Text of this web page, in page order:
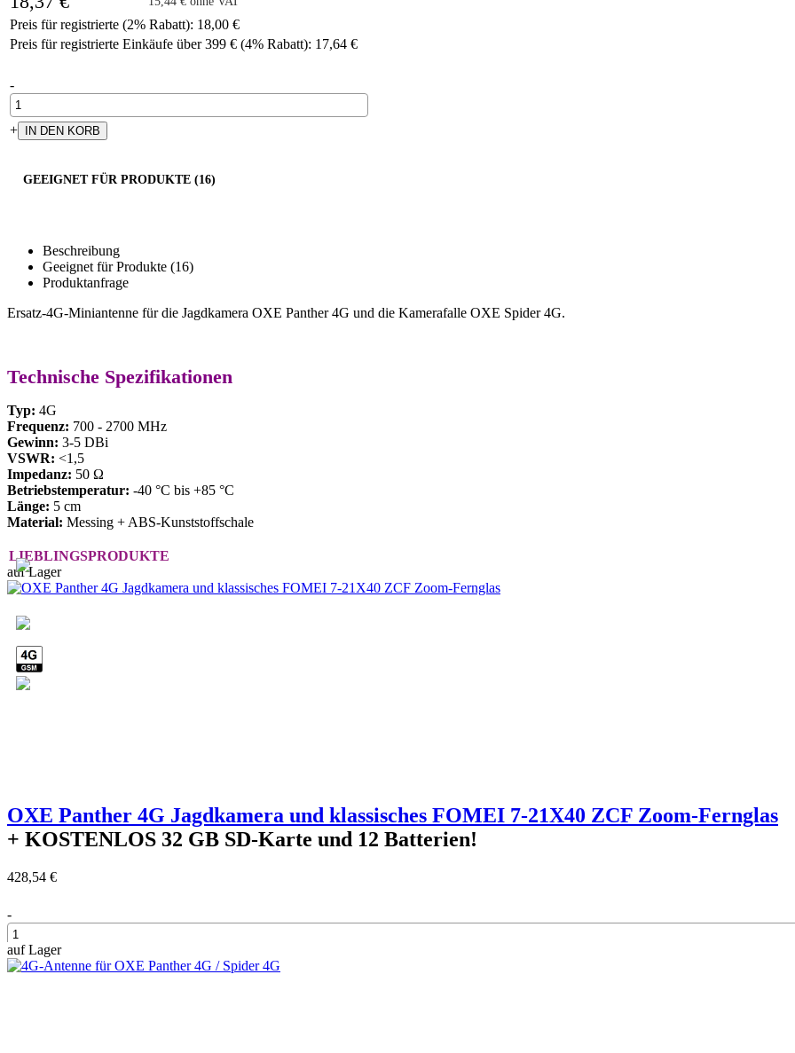
Preis für registrierte (2% Rabatt): 18,00 €
Preis für registrierte Einkäufe über 399 € (4% Rabatt): 17,64 €
-
+
GEEIGNET FÜR PRODUKTE (16)
Beschreibung
Geeignet für Produkte (16)
Produktanfrage
Ersatz-4G-Miniantenne für die Jagdkamera OXE Panther 4G und die Kamerafalle OXE Spider 4G.
Technische Spezifikationen
Typ: 4G
Frequenz: 700 - 2700 MHz
Gewinn: 3-5 DBi
VSWR: <1,5
Impedanz: 50 Ω
Betriebstemperatur: -40 °C bis +85 °C
Länge: 5 cm
Material: Messing + ABS-Kunststoffschale
LIEBLINGSPRODUKTE
auf Lager
OXE Panther 4G Jagdkamera und klassisches FOMEI 7-21X40 ZCF Zoom-Fernglas
+ KOSTENLOS 32 GB SD-Karte und 12 Batterien!
428,54 €
-
+
auf Lager